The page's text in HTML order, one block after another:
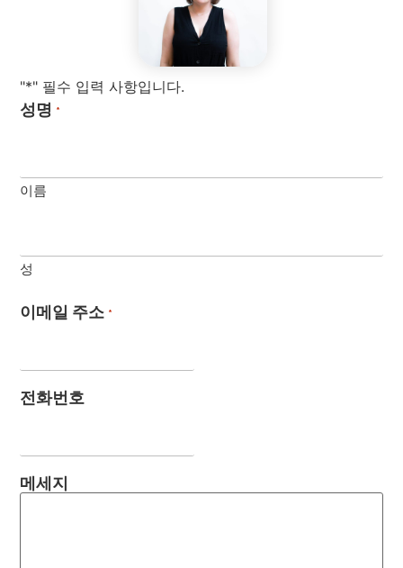
"*" 필수 입력 사항입니다.
성명 *
이름
성
이메일 주소 *
전화번호
메세지